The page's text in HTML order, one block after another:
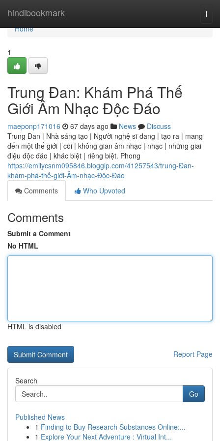
hindibookmark
Home
Home
1
Trung Đan: Khám Phá Thế
Giới Âm Nhạc Độc Đáo
maeponp171016 67 days ago News
Discuss
Trung Đan | Nhà sáng tạo | Người nghệ sĩ đang | tạo ra | mang
đến một thế giới | cõi | không gian âm nhạc | nhạc | những giai
điệu độc đáo | khác biệt | riêng biệt. Phong
https://emilycsnm095846.bloggip.com/41257543/trung-Đan-
khám-phá-thế-giới-Âm-nhạc-Độc-Đáo
Comments
Who Upvoted
Comments
Submit a Comment
No HTML
HTML is disabled
Report Page
Search
Go
Published News
1 Finding to Buy Research Substances Online:...
1 Explore Your Next Adventure : Virtual Int...